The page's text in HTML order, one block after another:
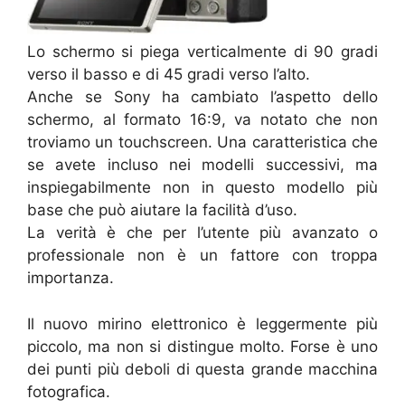
Lo schermo si piega verticalmente di 90 gradi
verso il basso e di 45 gradi verso l’alto.
Anche se Sony ha cambiato l’aspetto dello
schermo, al formato 16:9, va notato che non
troviamo un touchscreen. Una caratteristica che
se avete incluso nei modelli successivi, ma
inspiegabilmente non in questo modello più
base che può aiutare la facilità d’uso.
La verità è che per l’utente più avanzato o
professionale non è un fattore con troppa
importanza.
Il nuovo mirino elettronico è leggermente più
piccolo, ma non si distingue molto. Forse è uno
dei punti più deboli di questa grande macchina
fotografica.